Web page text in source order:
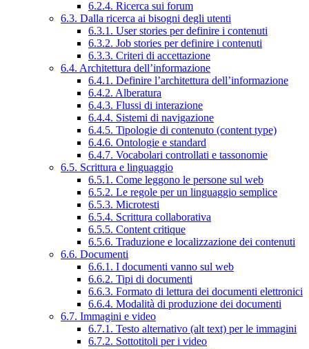
6.2.4. Ricerca sui forum
6.3. Dalla ricerca ai bisogni degli utenti
6.3.1. User stories per definire i contenuti
6.3.2. Job stories per definire i contenuti
6.3.3. Criteri di accettazione
6.4. Architettura dell’informazione
6.4.1. Definire l’architettura dell’informazione
6.4.2. Alberatura
6.4.3. Flussi di interazione
6.4.4. Sistemi di navigazione
6.4.5. Tipologie di contenuto (content type)
6.4.6. Ontologie e standard
6.4.7. Vocabolari controllati e tassonomie
6.5. Scrittura e linguaggio
6.5.1. Come leggono le persone sul web
6.5.2. Le regole per un linguaggio semplice
6.5.3. Microtesti
6.5.4. Scrittura collaborativa
6.5.5. Content critique
6.5.6. Traduzione e localizzazione dei contenuti
6.6. Documenti
6.6.1. I documenti vanno sul web
6.6.2. Tipi di documenti
6.6.3. Formato di lettura dei documenti elettronici
6.6.4. Modalità di produzione dei documenti
6.7. Immagini e video
6.7.1. Testo alternativo (alt text) per le immagini
6.7.2. Sottotitoli per i video